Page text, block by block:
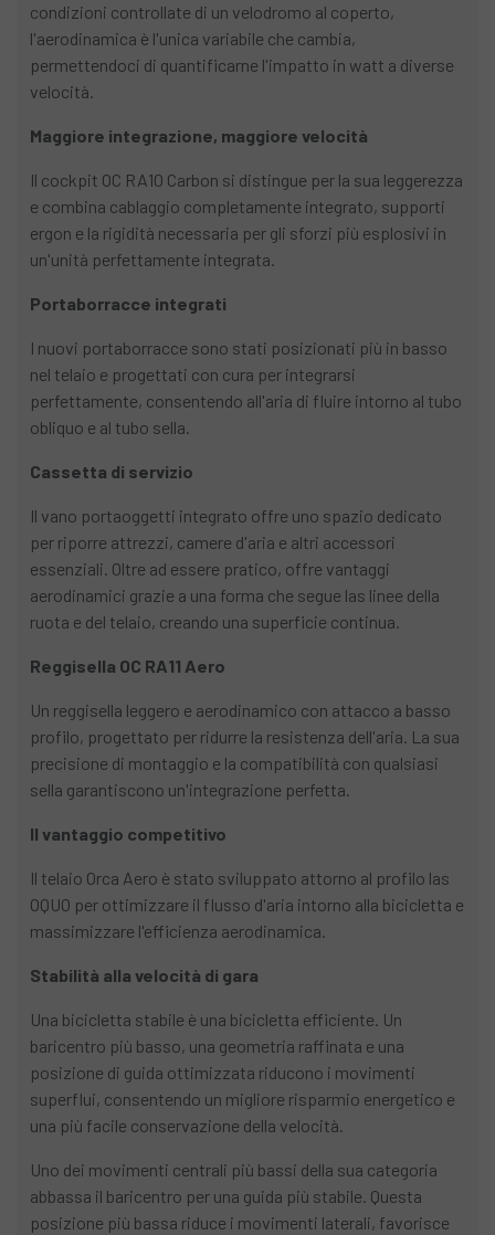
condizioni controllate di un velodromo al coperto,
l'aerodinamica è l'unica variabile che cambia,
permettendoci di quantificarne l'impatto in watt a diverse
velocità.
Maggiore integrazione, maggiore velocità
Il cockpit OC RA10 Carbon si distingue per la sua leggerezza
e combina cablaggio completamente integrato, supporti
ergon e la rigidità necessaria per gli sforzi più esplosivi in
un'unità perfettamente integrata.
Portaborracce integrati
I nuovi portaborracce sono stati posizionati più in basso
nel telaio e progettati con cura per integrarsi
perfettamente, consentendo all'aria di fluire intorno al tubo
obliquo e al tubo sella.
Cassetta di servizio
Il vano portaoggetti integrato offre uno spazio dedicato
per riporre attrezzi, camere d'aria e altri accessori
essenziali. Oltre ad essere pratico, offre vantaggi
aerodinamici grazie a una forma che segue las linee della
ruota e del telaio, creando una superficie continua.
Reggisella OC RA11 Aero
Un reggisella leggero e aerodinamico con attacco a basso
profilo, progettato per ridurre la resistenza dell'aria. La sua
precisione di montaggio e la compatibilità con qualsiasi
sella garantiscono un'integrazione perfetta.
Il vantaggio competitivo
Il telaio Orca Aero è stato sviluppato attorno al profilo las
OQUO per ottimizzare il flusso d'aria intorno alla bicicletta e
massimizzare l'efficienza aerodinamica.
Stabilità alla velocità di gara
Una bicicletta stabile è una bicicletta efficiente. Un
baricentro più basso, una geometria raffinata e una
posizione di guida ottimizzata riducono i movimenti
superflui, consentendo un migliore risparmio energetico e
una più facile conservazione della velocità.
Uno dei movimenti centrali più bassi della sua categoria
abbassa il baricentro per una guida più stabile. Questa
posizione più bassa riduce i movimenti laterali, favorisce